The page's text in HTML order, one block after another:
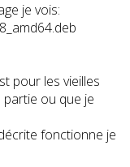
je vois:
pour les vieilles
ou que je
fonctionne je